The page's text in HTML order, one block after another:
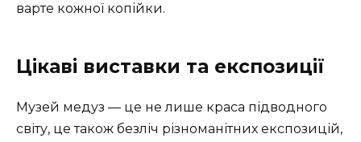
варте кожної копійки.
Цікаві виставки та експозиції
Музей медуз — це не лише краса підводного
світу, це також безліч різноманітних експозицій,